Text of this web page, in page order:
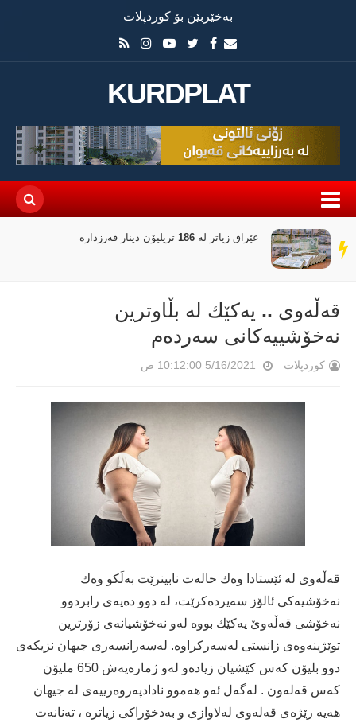
بەخێربێن بۆ کوردپلات
KURDPLAT
سەر
دێڕ
عێراق زیاتر لە 186 تریلیۆن دینار قەرزدارە
قه‌ڵه‌وی .. یه‌كێك له‌ بڵاوترین
نه‌خۆشییه‌كانی سه‌رده‌م
کوردپلات 5/16/2021 10:12:00 ص
قه‌ڵه‌وی له‌ ئێستادا وه‌ك حاله‌ت نابینرێت به‌لَكو وه‌ك
نه‌خۆشیه‌كی ئالۆز سه‌یرده‌كرێت، له‌ دوو ده‌یه‌ی رابردوو
نه‌خۆشی قه‌ڵه‌وێ یه‌كێك بووه‌ له‌و نه‌خۆشیانه‌ی زۆرترین
توێژینه‌وه‌ی زانستی له‌سه‌ركراوه‌. له‌سه‌رانسه‌ری جیھان نزیكه‌ی
دوو بلیۆن كه‌س كێشیان زیاده‌و له‌و ژماره‌یه‌ش 650 ملیۆن
كه‌س قه‌له‌ون . له‌گه‌ل ئه‌و ھه‌موو نادادپه‌روه‌رییه‌ی له‌ جیھان
ھه‌یه‌ رێژه‌ی قه‌له‌وی له‌لاوازی و به‌دخۆراكی زیاتره‌ ، ته‌نانه‌ت